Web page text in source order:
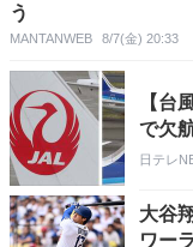
う
MANTANWEB 8/7(金) 20:33
【台
で欠
日テレ
大谷
ワー